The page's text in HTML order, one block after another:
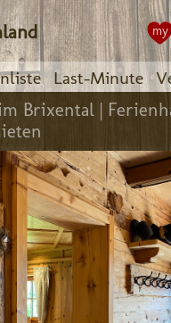
Last-Minute
my
Brixental |